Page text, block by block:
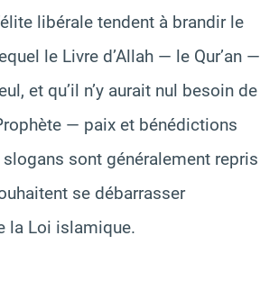
libérale tendent à brandir le
le Livre d’Allah — le Qur’an —
et qu’il n’y aurait nul besoin de
— paix et bénédictions
sont généralement repris
se débarrasser
la Loi islamique.